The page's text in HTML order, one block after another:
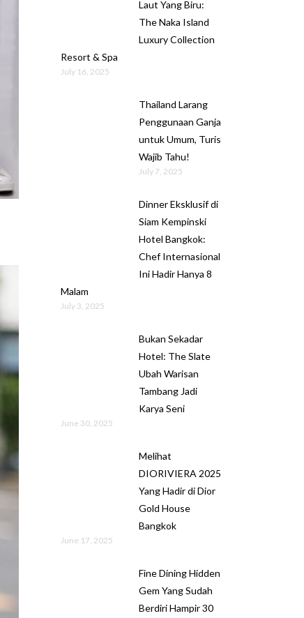
Laut Yang Biru:
The Naka Island
Luxury Collection
Resort & Spa
July 16, 2025
Thailand Larang
Penggunaan Ganja
untuk Umum, Turis
Wajib Tahu!
July 7, 2025
Dinner Eksklusif di
Siam Kempinski
Hotel Bangkok:
Chef Internasional
Ini Hadir Hanya 8
Malam
July 3, 2025
Bukan Sekadar
Hotel: The Slate
Ubah Warisan
Tambang Jadi
Karya Seni
June 30, 2025
Melihat
DIORIVIERA 2025
Yang Hadir di Dior
Gold House
Bangkok
June 17, 2025
Fine Dining Hidden
Gem Yang Sudah
Berdiri Hampir 30